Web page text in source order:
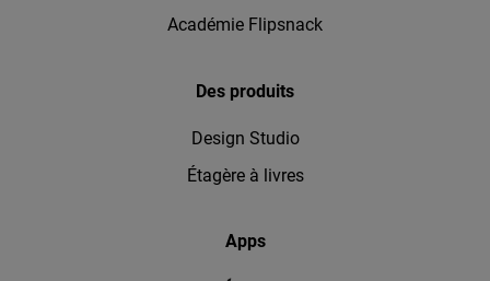
Académie Flipsnack
Des produits
Design Studio
Étagère à livres
Apps